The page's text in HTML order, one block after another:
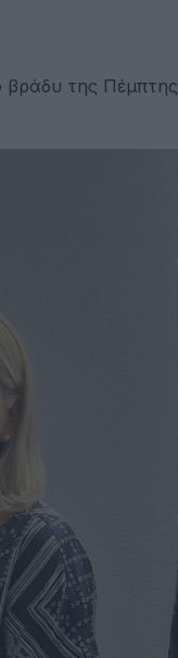
βράδυ της Πέμπτης